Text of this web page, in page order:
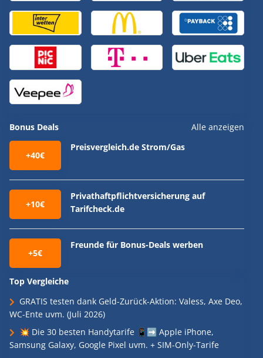
Bonus Deals Alle anzeigen
+40€
Preisvergleich.de Strom/Gas
+10€
Privathaftpflichtversicherung auf
Tarifcheck.de
+5€
Freunde für Bonus-Deals werben
Top Vergleiche
GRATIS testen dank Geld-Zurück-Aktion: Valess, Axe Deo,
WC-Ente uvm. (Juli 2026)
💥 Die 30 besten Handytarife 📱➡️ Apple iPhone,
Samsung Galaxy, Google Pixel uvm. + SIM-Only-Tarife